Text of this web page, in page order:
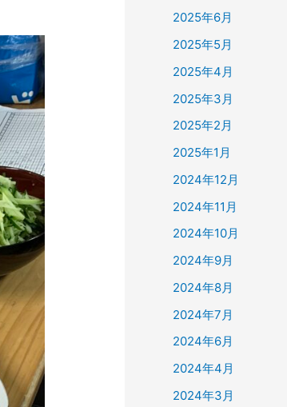
2025年6月
2025年5月
2025年4月
2025年3月
2025年2月
2025年1月
2024年12月
2024年11月
2024年10月
2024年9月
2024年8月
2024年7月
2024年6月
2024年4月
2024年3月